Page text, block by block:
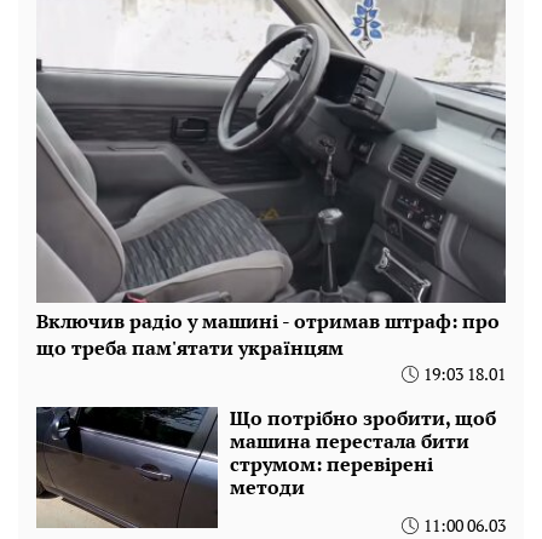
Включив радіо у машині - отримав штраф: про
що треба пам'ятати українцям
19:03 18.01
Що потрібно зробити, щоб
машина перестала бити
струмом: перевірені
методи
11:00 06.03